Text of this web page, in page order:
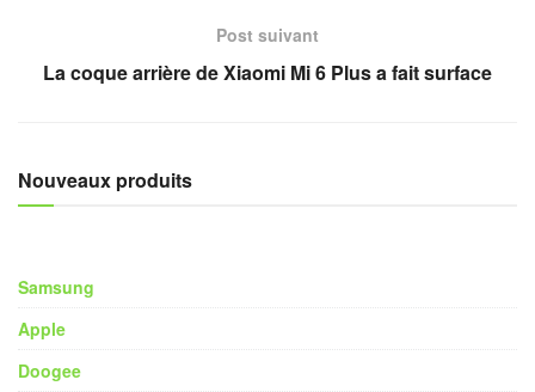
Post suivant
La coque arrière de Xiaomi Mi 6 Plus a fait surface
Nouveaux produits
Samsung
Apple
Doogee